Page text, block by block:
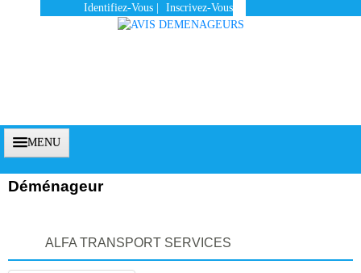
Identifiez-Vous Inscrivez-Vous
MENU
Vous Êtes Un Client
Déménageur
ALFA TRANSPORT SERVICES